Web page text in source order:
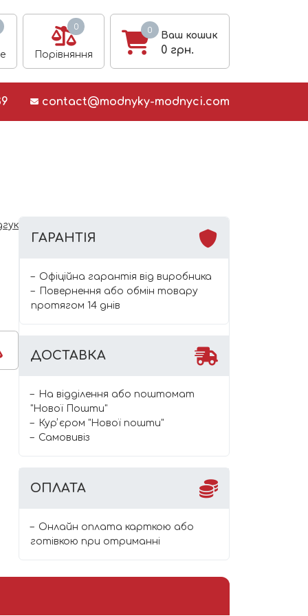
0
Порівняння
0
Ваш кошик
0 грн.
contact@modnyky-modnyci.com
ГАРАНТІЯ
Офіційна гарантія від виробника
Повернення або обмін товару
протягом 14 днів
ДОСТАВКА
На відділення або поштомат
"Нової Пошти"
Курʼєром "Нової пошти"
Самовивіз
ОПЛАТА
Онлайн оплата карткою або
готівкою при отриманні